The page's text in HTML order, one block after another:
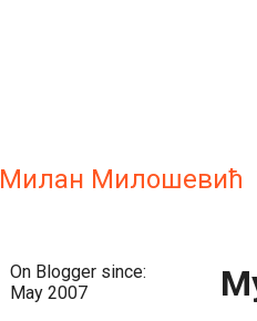
Милан Милошевић
On Blogger since:
May 2007